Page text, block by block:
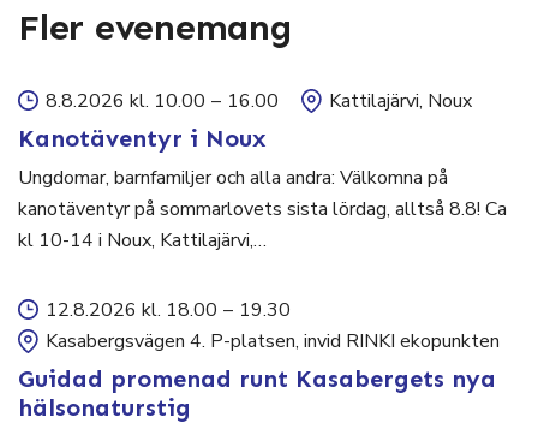
Fler evenemang
8.8.2026 kl. 10.00 – 16.00 Kattilajärvi, Noux
Kanotäventyr i Noux
Ungdomar, barnfamiljer och alla andra: Välkomna på
kanotäventyr på sommarlovets sista lördag, alltså 8.8! Ca
kl 10-14 i Noux, Kattilajärvi,…
12.8.2026 kl. 18.00 – 19.30
Kasabergsvägen 4. P-platsen, invid RINKI ekopunkten
Guidad promenad runt Kasabergets nya
hälsonaturstig